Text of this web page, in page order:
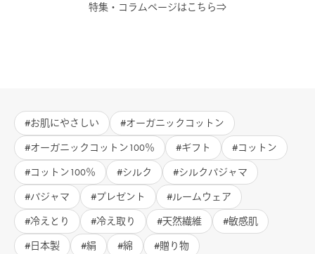
特集・コラムページはこちら⇒
お肌にやさしい オーガニックコットン
オーガニックコットン100％ ギフト コットン
コットン100％ シルク シルクパジャマ
パジャマ プレゼント ルームウェア
冷えとり 冷え取り 天然繊維 敏感肌
日本製 絹 綿 贈り物